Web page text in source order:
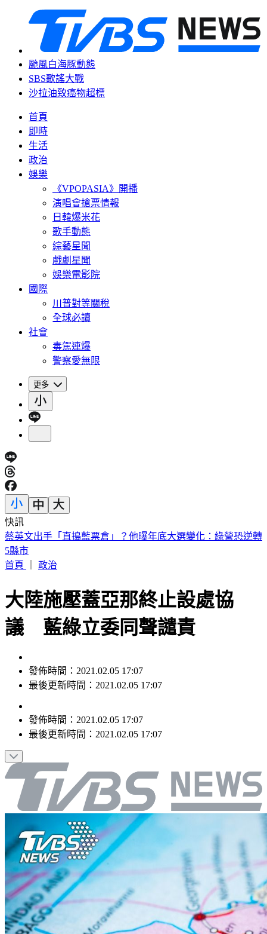
颱風白海豚動態
SBS歌謠大戰
沙拉油致癌物超標
首頁
即時
生活
政治
娛樂
《VPOPASIA》開播
演唱會搶票情報
日韓爆米花
歌手動態
綜藝星聞
戲劇星聞
娛樂電影院
國際
川普對等關稅
全球必讀
社會
毒駕連爆
警察愛無限
更多
快訊
台灣「文化巨擘」蕭在淦辭世！享嵩壽100歲 一生獲獎無數
首頁｜
大陸施壓蓋亞那終止設處協
議 藍綠立委同聲譴責
最後更新時間：2021.02.05 17:07
最後更新時間： 2021.02.05 17:07